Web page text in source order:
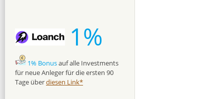
1%
1% Bonusauf alle Investments
für neue Anleger für die ersten 90
Tage überdiesen Link*